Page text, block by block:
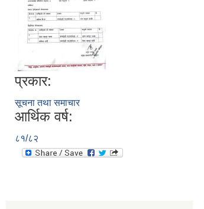
प्रकार:
सूचना तथा समाचार
आर्थिक वर्ष:
८१/८२